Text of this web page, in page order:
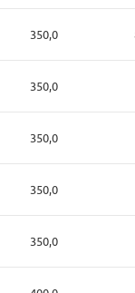
350,0
350,0
350,0
350,0
350,0